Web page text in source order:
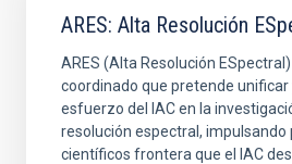
ARES: Alta Resolución
ARES (Alta Resolución
coordinado que pretende unificar
esfuerzo del IAC en la
resolución espectral, impulsando
científicos frontera que el IAC